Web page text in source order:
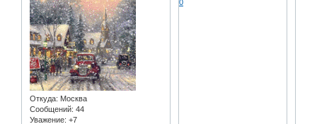
Откуда: Москва
Сообщений: 44
Уважение: +7
0